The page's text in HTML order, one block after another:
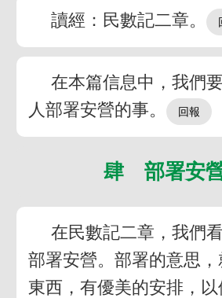
讀經：民數記二章。
在本篇信息中，我們
人部署安營的事。
肆 部署安
在民數記二章，我們
部署安營。部署的意思
東西，有優美的安排，